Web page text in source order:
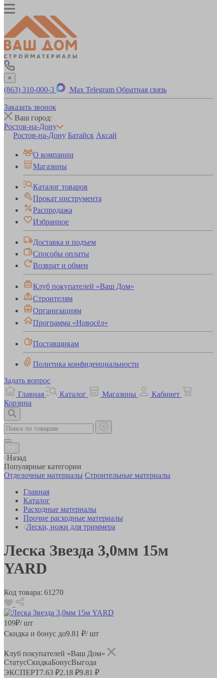
×
(863) 310-000-3 Max Telegram Обратная связь
Заказать звонок
Ваш город:
Ростов-на-Дону
Ростов-на-Дону Батайск Аксай
О компании
Магазины
Каталог товаров
Прокат инструмента
Распродажа
Избранное
Доставка и подъем
Способы оплаты
Возврат и обмен
Клуб покупателей «Ваш Дом»
Строителям
Организациям
Программа «Новосёл»
Поставщикам
Политика конфиденциальности
Задать вопрос
Главная
Каталог Магазины
Кабинет
Корзина
Назад
Популярные категории
Отделочные материалы Строительные материалы
Главная
Каталог
Расходные материалы
Прочие расходные материалы
Лески, ножи для триммера
Леска Звезда 3,0мм 15м
YARD
Код товара: 61270
109₽/ шт
Скидка и бонус до9.81 ₽/ шт
Клуб покупателей «Ваш Дом»
СтатусСкидкаБонусВыгода
ЭКСПЕРТ7.63 ₽2.18 ₽9.81 ₽